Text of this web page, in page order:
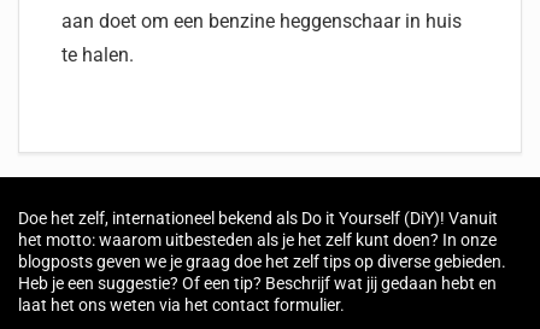
aan doet om een benzine heggenschaar in huis
te halen.
Doe het zelf, internationeel bekend als Do it Yourself (DiY)! Vanuit
het motto: waarom uitbesteden als je het zelf kunt doen? In onze
blogposts geven we je graag doe het zelf tips op diverse gebieden.
Heb je een suggestie? Of een tip? Beschrijf wat jij gedaan hebt en
laat het ons weten via het contact formulier.